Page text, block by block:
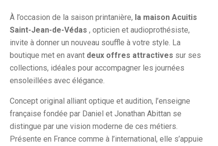
À l’occasion de la saison printanière, la maison Acuitis
Saint-Jean-de-Védas , opticien et audioprothésiste,
invite à donner un nouveau souffle à votre style. La
boutique met en avant deux offres attractives sur ses
collections, idéales pour accompagner les journées
ensoleillées avec élégance.
Concept original alliant optique et audition, l’enseigne
française fondée par Daniel et Jonathan Abittan se
distingue par une vision moderne de ces métiers.
Présente en France comme à l’international, elle s’appuie